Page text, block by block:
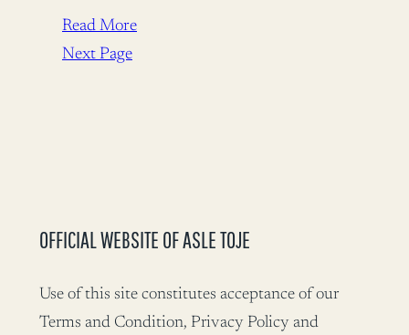
Read More
Next Page
OFFICIAL WEBSITE OF ASLE TOJE
Use of this site constitutes acceptance of our
Terms and Condition, Privacy Policy and